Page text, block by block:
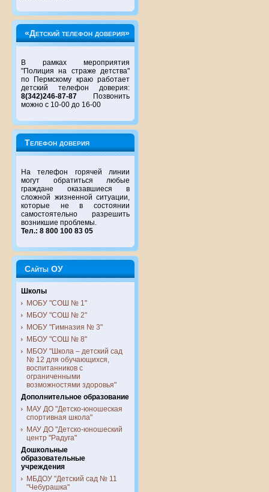
«Детский телефон доверия»
В рамках мероприятия
"Полиция на страже детства"
по Пермскому краю работает
детский телефон доверия:
8(342)246-87-87 Позвонить
можно с 10-00 до 16-00
Телефон доверия
На телефон горячей линии
могут обратиться любые
граждане оказавшиеся в
сложной жизненной ситуации,
которые не в состоянии
самостоятельно разрешить
возникшие проблемы.
Тел.: 8 800 100 83 05
Сайты ОУ
Школы
МОБУ "СОШ № 1"
МБОУ "СОШ № 2"
МОБУ "Гимназия № 3"
МБОУ "СОШ № 8"
МБОУ "Школа – детский сад
№ 12 для обучающихся,
воспитанников с
ограниченными
возможностями здоровья"
Дополнительное образование
МАУ ДО "Детско-юношеская
спортивная школа"
МАУ ДО "Детско-юношеский
центр "Радуга"
Дошкольные
образовательные
учреждения
МБДОУ "Детский сад № 11
"Чебурашка"